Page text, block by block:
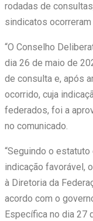
rodadas de
sindicatos
“O Conselho
dia 26 de maio de
de consulta e, após
ocorrido, cuja
federados, foi a
no comunicado.
“Seguindo o
indicação favorável,
à Diretoria da
acordo com o
Específica no dia 27